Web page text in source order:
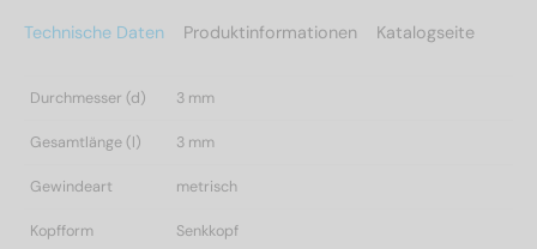
Technische Daten Produktinformationen Katalogseite
Durchmesser (d) 3 mm
Gesamtlänge (l) 3 mm
Gewindeart metrisch
Kopfform Senkkopf